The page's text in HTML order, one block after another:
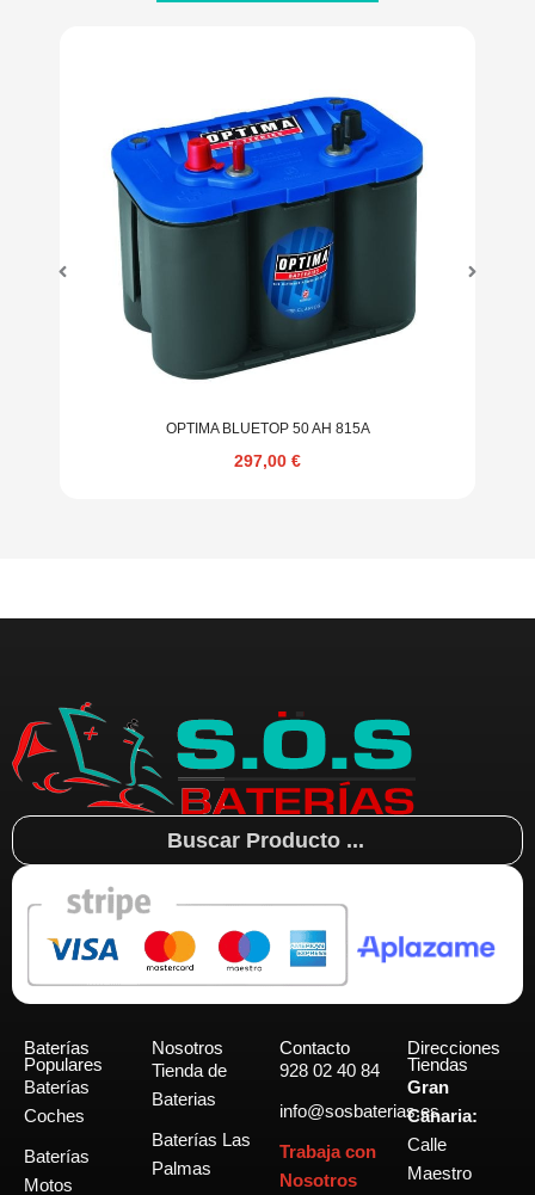
OPTIMA BLUETOP 50 AH 815A
297,00 €
Search
...
Baterías
Populares
Baterías
Coches
Baterías
Motos
Nosotros
Tienda de
Baterias
Baterías Las
Palmas
Contacto
928 02 40 84
info@sosbaterias.es
Trabaja con
Nosotros
Direcciones
Tiendas
Gran
Canaria:
Calle
Maestro